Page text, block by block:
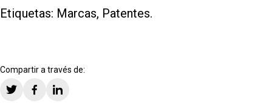
Etiquetas: Marcas, Patentes.
Compartir a través de: